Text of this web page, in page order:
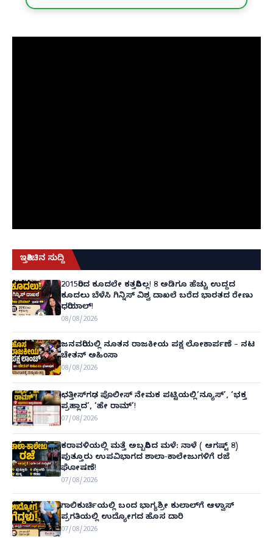
ಇತ್ತೀಚಿನ ಸುದ್ದಿ
2015ರಿಂದ ಕೂದಲೇ ಕತ್ತರಿಸಿಲ್ಲ! 8 ಅಡಿಗೂ ಹೆಚ್ಚು ಉದ್ದದ
ಕೂದಲು ಬೆಳೆಸಿ ಗಿನ್ನಿಸ್ ವಿಶ್ವ ದಾಖಲೆ ಬರೆದ ಭಾರತದ ರೇಣು
ಧರಿಯಾಲ್!
08/08/2026
ಜನವರಿಯಲ್ಲಿ ನೂತನ ರಾಜಕೀಯ ಪಕ್ಷ ಲೋಕಾರ್ಪಣೆ – ನಟ
ಚೇತನ್ ಅಹಿಂಸಾ
08/08/2026
ಛತ್ತೀಸ್‌ಗಢ ಪೊಲೀಸ್ ನೇಮಕ ಪಟ್ಟಿಯಲ್ಲಿ‘ನ್ಯೂಸ್’, ‘ಭಕ್ತ
ಪ್ರಹ್ಲಾದ’, ‘ಹೇ ರಾಮ್’!
07/08/2026
ಕರಾವಳಿಯಲ್ಲಿ ಮತ್ತೆ ಅಬ್ಬರಿಸಿದ ಮಳೆ: ನಾಳೆ ( ಆಗಷ್ಟ್ 8)
ಪುತ್ತೂರು ಉಪವಿಭಾಗದ ಶಾಲಾ-ಕಾಲೇಜುಗಳಿಗೆ ರಜೆ
ಘೋಷಣೆ!
07/08/2026
ಗಾಲಿಕುರ್ಚಿಯಲ್ಲಿ ಬಂದ ಭಾಗ್ಯಶ್ರೀ ಕುಲಾಲ್‌ಗೆ ಆಳ್ವಾಸ್
ಪ್ರಗತಿಯಲ್ಲಿ ಉದ್ಯೋಗದ ಹೊಸ ದಾರಿ
07/08/2026